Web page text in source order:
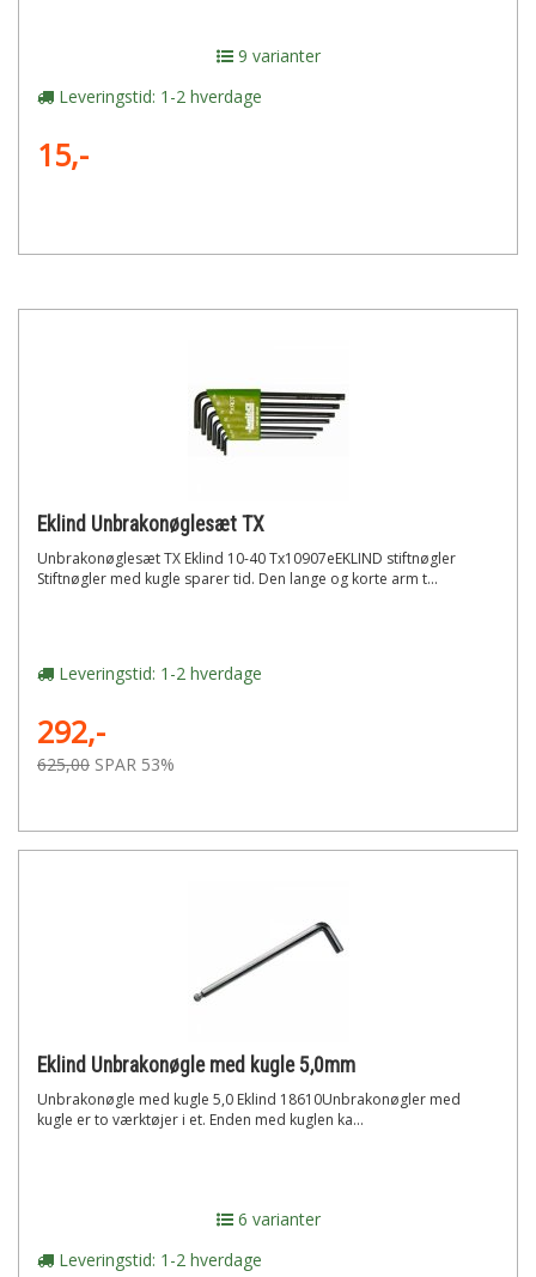
9 varianter
Leveringstid: 1-2 hverdage
15,-
Eklind Unbrakonøglesæt TX
Unbrakonøglesæt TX Eklind 10-40 Tx10907eEKLIND stiftnøgler
Stiftnøgler med kugle sparer tid. Den lange og korte arm t...
Leveringstid: 1-2 hverdage
292,-
625,00 SPAR 53%
Eklind Unbrakonøgle med kugle 5,0mm
Unbrakonøgle med kugle 5,0 Eklind 18610Unbrakonøgler med
kugle er to værktøjer i et. Enden med kuglen ka...
6 varianter
Leveringstid: 1-2 hverdage